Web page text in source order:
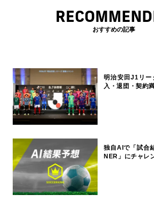
おすすめの記事
明治安田J1リー
入・退団・契約
独自AIで「試合
NER」にチャレ